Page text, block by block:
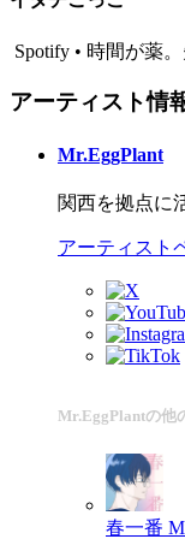
Spotify • 時間が薬
アーティスト情
Mr.EggPlant
関西を拠点に
アーティスト
Mr.EggPlantの他
春一番